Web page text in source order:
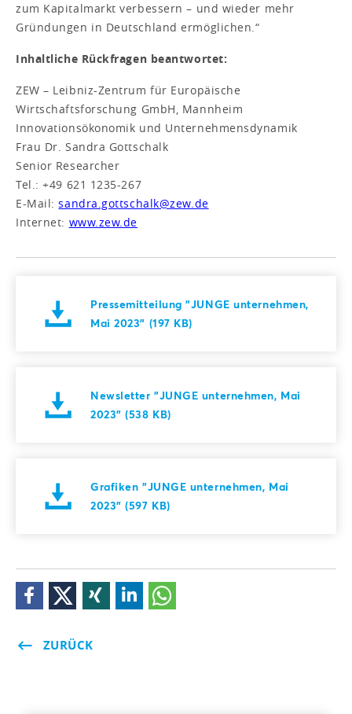
zum Kapitalmarkt verbessern – und wieder mehr
Gründungen in Deutschland ermöglichen.“
Inhaltliche Rückfragen beantwortet:
ZEW – Leibniz-Zentrum für Europäische
Wirtschaftsforschung GmbH, Mannheim
Innovationsökonomik und Unternehmensdynamik
Frau Dr. Sandra Gottschalk
Senior Researcher
Tel.: +49 621 1235-267
E-Mail:sandra.gottschalk@zew.de
Internet: www.zew.de
Pressemitteilung "JUNGE unternehmen,
Mai 2023" (197 KB)
Newsletter "JUNGE unternehmen, Mai
2023" (538 KB)
Grafiken "JUNGE unternehmen, Mai
2023" (597 KB)
ZURÜCK